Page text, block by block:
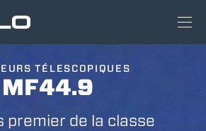
TÉLESCOPIQUES
MF44.9
premier de la classe